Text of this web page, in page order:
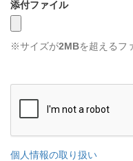
添付ファイル
※サイズが2MBを超えるフ
個人情報の取り扱い